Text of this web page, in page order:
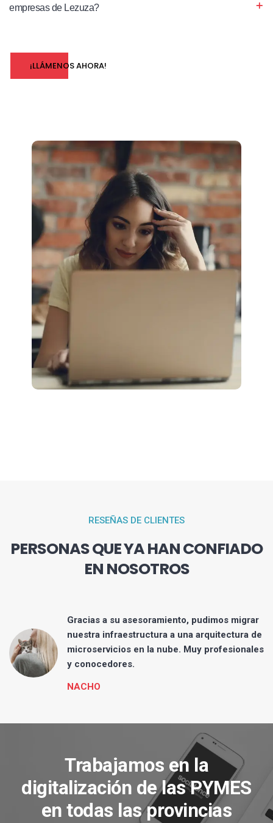
empresas de Lezuza?
¡LLÁMENOS AHORA!
RESEÑAS DE CLIENTES
PERSONAS QUE YA HAN CONFIADO
EN NOSOTROS
Gracias a su asesoramiento, pudimos migrar
nuestra infraestructura a una arquitectura de
microservicios en la nube. Muy profesionales
y conocedores.
NACHO
Trabajamos en la
digitalización de las PYMES
en todas las provincias